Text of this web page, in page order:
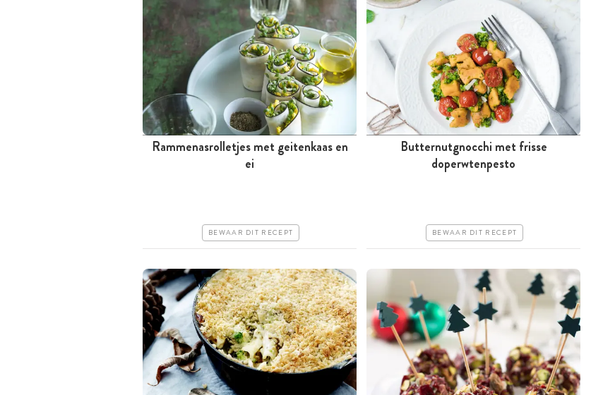
Minder dan 30 minuten
Rammenasrolletjes met geitenkaas en
ei
BEWAAR DIT RECEPT
Meer dan 1 uur
Butternutgnocchi met frisse
doperwtenpesto
BEWAAR DIT RECEPT